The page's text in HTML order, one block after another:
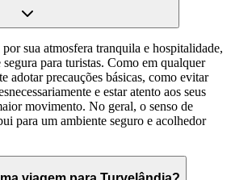
sua atmosfera tranquila e hospitalidade,
para turistas. Como em qualquer
adotar precauções básicas, como evitar
e estar atento aos seus
movimento. No geral, o senso de
para um ambiente seguro e acolhedor